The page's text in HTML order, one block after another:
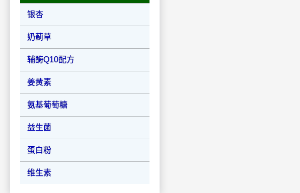
银杏
奶蓟草
辅酶Q10配方
姜黄素
氨基葡萄糖
益生菌
蛋白粉
维生素